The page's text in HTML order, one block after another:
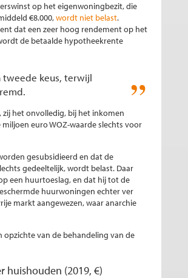
op het eigenwoningbezit, die
€8.000,wordt niet belast.
dat een zeer hoog rendement op het
de betaalde hypotheekrente
tweede keus, terwijl
het onvolledig, bij het inkomen
euro WOZ-waarde slechts voor
gesubsidieerd en dat de
gedeeltelijk, wordt belast. Daar
een huurtoeslag, en dat hij tot de
huurwoningen echter ver
markt aangewezen, waar anarchie
van de behandeling van de
huishouden (2019, €)